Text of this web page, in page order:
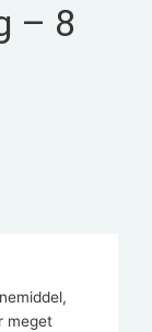
– 8
meget